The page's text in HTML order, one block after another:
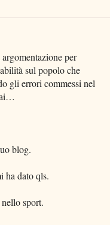
per
sul popolo che
gli errori commessi nel
blog.
ha dato qls.
sport.